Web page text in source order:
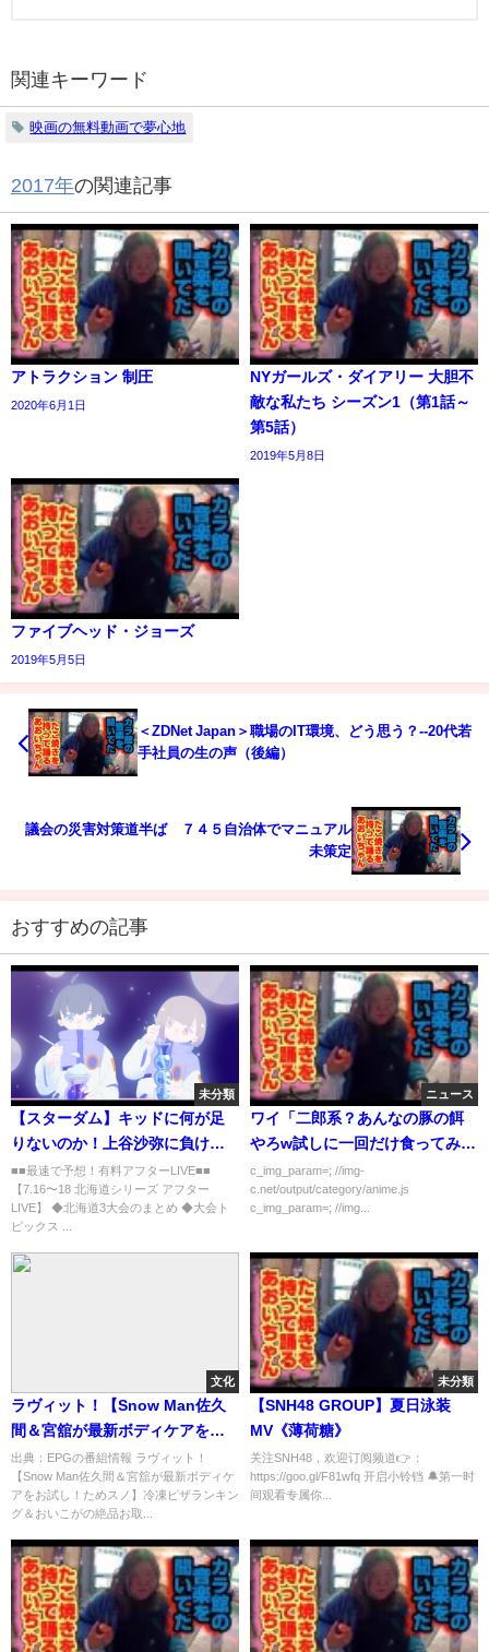
関連キーワード
映画の無料動画で夢心地
2017年の関連記事
アトラクション 制圧
2020年6月1日
NYガールズ・ダイアリー 大胆不
敵な私たち シーズン1（第1話～
第5話）
2019年5月8日
ファイブヘッド・ジョーズ
2019年5月5日
＜ZDNet Japan＞職場のIT環境、どう思う？--20代若
手社員の生の声（後編）
議会の災害対策道半ば ７４５自治体でマニュアル
未策定
おすすめの記事
未分類
【スターダム】キッドに何が足
りないのか！上谷沙弥に負け続
き半狂乱で号泣したスターライ
ト・キッド！なぜ勝てない！今
の私でも勝てない！上谷沙弥に
ます！【STARDOM】
■■最速で予想！有料アフターLIVE■■
【7.16〜18 北海道シリーズ アフター
LIVE】 ◆北海道3大会のまとめ ◆大会ト
ピックス ...
ニュース
ワイ「二郎系？あんなの豚の餌
やろw試しに一回だけ食ってみ
よ」
c_img_param=; //img-
c.net/output/category/anime.js
c_img_param=; //img...
文化
ラヴィット！【Snow Man佐久
間＆宮舘が最新ボディケアをお
試し！ためスノ】[字]…の番組内
容解析まとめ
出典：EPGの番組情報 ラヴィット！
【Snow Man佐久間＆宮舘が最新ボディケ
アをお試し！ためスノ】冷凍ピザランキン
グ＆おいこがの絶品お取...
未分類
【SNH48 GROUP】夏日泳装
MV《薄荷糖》
关注SNH48，欢迎订阅频道👉：
https://goo.gl/F81wfq 开启小铃铛 🔔第一时
间观看专属你...